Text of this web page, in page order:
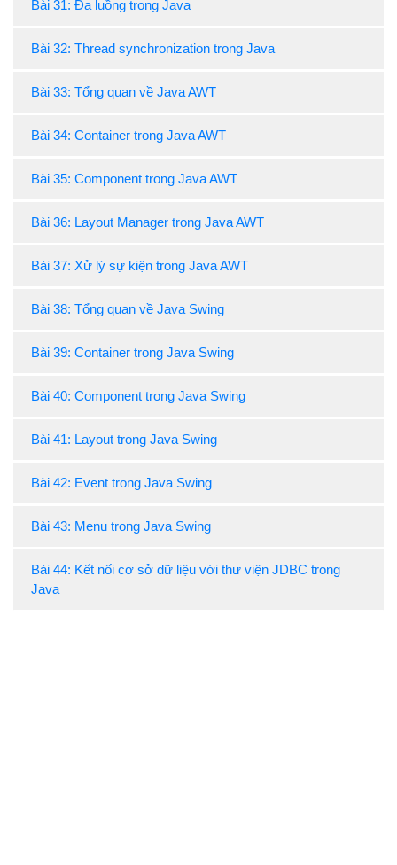
Bài 31: Đa luồng trong Java
Bài 32: Thread synchronization trong Java
Bài 33: Tổng quan về Java AWT
Bài 34: Container trong Java AWT
Bài 35: Component trong Java AWT
Bài 36: Layout Manager trong Java AWT
Bài 37: Xử lý sự kiện trong Java AWT
Bài 38: Tổng quan về Java Swing
Bài 39: Container trong Java Swing
Bài 40: Component trong Java Swing
Bài 41: Layout trong Java Swing
Bài 42: Event trong Java Swing
Bài 43: Menu trong Java Swing
Bài 44: Kết nối cơ sở dữ liệu với thư viện JDBC trong
Java